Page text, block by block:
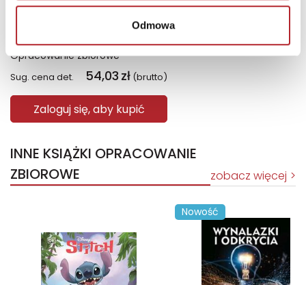
Odmowa
Gra Quiz wiem wszystko
Opracowanie zbiorowe
Sug. cena det. 54,03 zł (brutto)
Zaloguj się, aby kupić
INNE KSIĄŻKI OPRACOWANIE
ZBIOROWE
zobacz więcej
Nowość